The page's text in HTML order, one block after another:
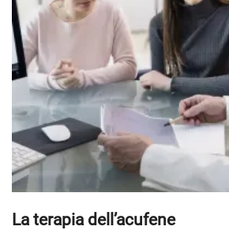
La terapia dell’acufene